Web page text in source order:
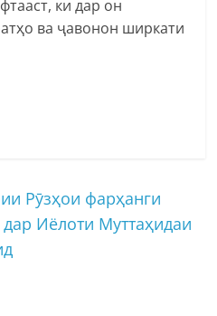
ки дар он
ва ҷавонон ширкати
Рӯзҳои фарҳанги
Иёлоти Муттаҳидаи